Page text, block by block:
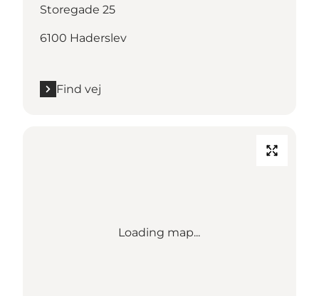
Storegade 25
6100 Haderslev
Find vej
Loading map...